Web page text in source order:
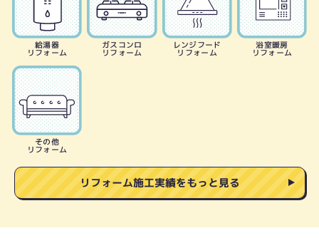
給湯器
リフォーム
ガスコンロ
リフォーム
レンジフード
リフォーム
浴室暖房
リフォーム
その他
リフォーム
リフォーム施工実績をもっと見る